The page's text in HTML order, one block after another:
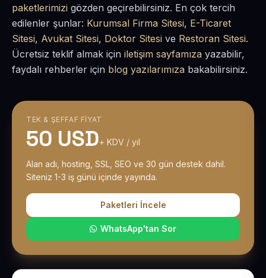
paketlerimizi gözden geçirebilirsiniz. En çok tercih
edilenler şunlar: Kurumsal Firma Sitesi, E-Ticaret
Sitesi, Avukat Sitesi, Doktor Sitesi ve Restoran Sitesi.
Ücretsiz teklif almak için iletişim sayfamıza yazabilir,
faydalı rehberler için blog yazılarımıza bakabilirsiniz.
TEK & ŞEFFAF FIYAT
50 USD+ KDV / yıl
Alan adı, hosting, SSL, SEO ve 30 gün destek dahil.
Siteniz 1-3 iş günü içinde yayında.
Paketleri İncele
WhatsApp'tan Sor